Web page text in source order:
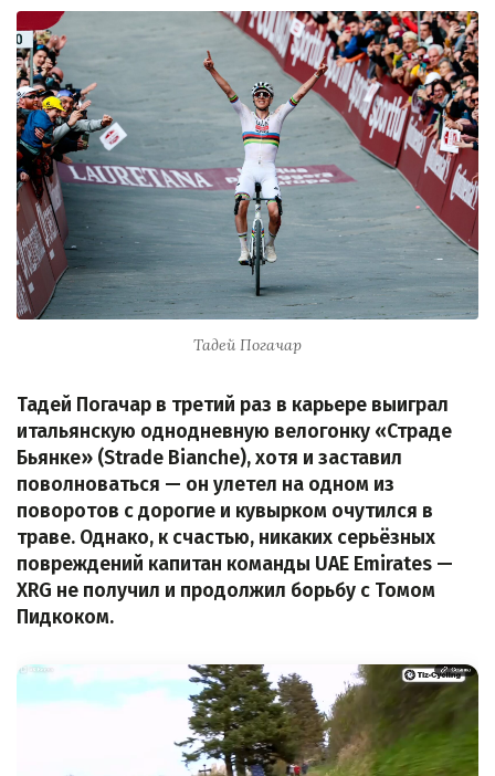
Тадей Погачар
Тадей Погачар в третий раз в карьере выиграл
итальянскую однодневную велогонку «Страде
Бьянке» (Strade Bianche), хотя и заставил
поволноваться — он улетел на одном из
поворотов с дорогие и кувырком очутился в
траве. Однако, к счастью, никаких серьёзных
повреждений капитан команды UAE Emirates —
XRG не получил и продолжил борьбу с Томом
Пидкоком.